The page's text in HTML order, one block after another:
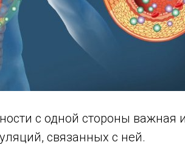
с одной стороны важная
связанных с ней.